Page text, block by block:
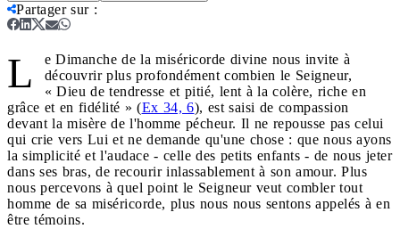
Partager sur:
L
e Dimanche de la miséricorde divine nous invite à
découvrir plus profondément combien le Seigneur,
« Dieu de tendresse et pitié, lent à la colère, riche en
grâce et en fidélité » (Ex 34, 6), est saisi de compassion
devant la misère de l'homme pécheur. Il ne repousse pas celui
qui crie vers Lui et ne demande qu'une chose : que nous ayons
la simplicité et l'audace - celle des petits enfants - de nous jeter
dans ses bras, de recourir inlassablement à son amour. Plus
nous percevons à quel point le Seigneur veut combler tout
homme de sa miséricorde, plus nous nous sentons appelés à en
être témoins.